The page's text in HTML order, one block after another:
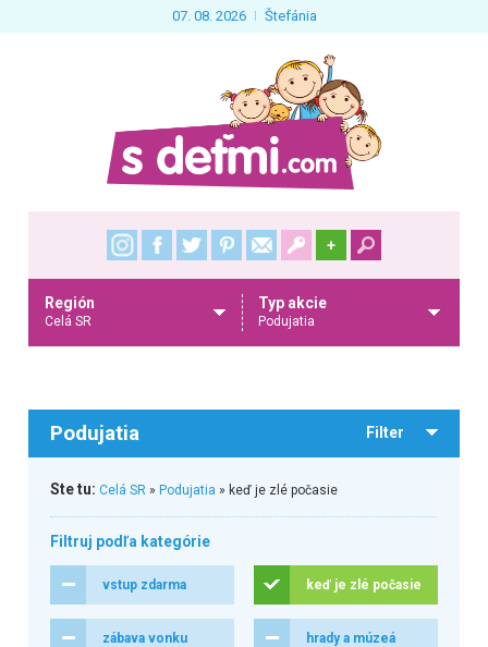
07. 08. 2026 Štefánia
+
Región
Celá SR
Typ akcie
Podujatia
Podujatia Filter
Ste tu: Celá SR» Podujatia » keď je zlé počasie
Filtruj podľa kategórie
vstup zdarma keď je zlé počasie
zábava vonku hrady a múzeá